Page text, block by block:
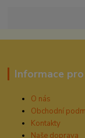
Informace
O nás
Obchodní
Kontakty
Naše doprava